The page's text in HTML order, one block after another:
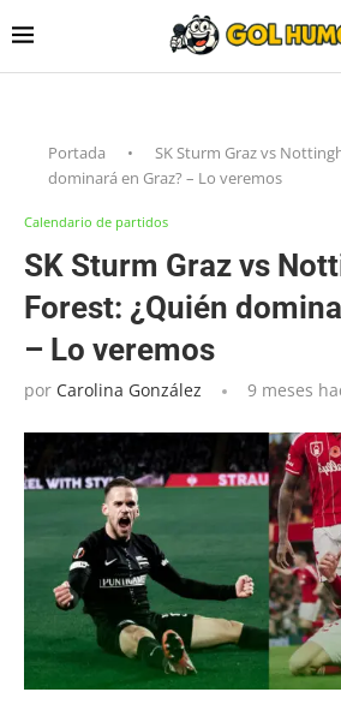
Portada •
SK Sturm Graz vs
dominará en Graz? – Lo veremos
Calendario de partidos
SK Sturm Graz vs
Forest: ¿Quién
– Lo veremos
por Carolina González 9 meses